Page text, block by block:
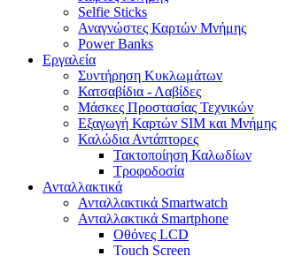
Selfie Sticks
Αναγνώστες Καρτών Μνήμης
Power Banks
Εργαλεία
Συντήρηση Κυκλωμάτων
Κατσαβίδια - Λαβίδες
Μάσκες Προστασίας Τεχνικών
Εξαγωγή Καρτών SIM και Μνήμης
Καλώδια Αντάπτορες
Τακτοποίηση Καλωδίων
Τροφοδοσία
Ανταλλακτικά
Ανταλλακτικά Smartwatch
Ανταλλακτικά Smartphone
Οθόνες LCD
Touch Screen